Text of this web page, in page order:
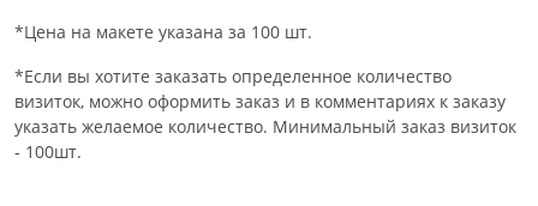
*Цена на макете указана за 100 шт.
*Если вы хотите заказать определенное количество
визиток, можно оформить заказ и в комментариях к заказу
указать желаемое количество. Минимальный заказ визиток
- 100шт.